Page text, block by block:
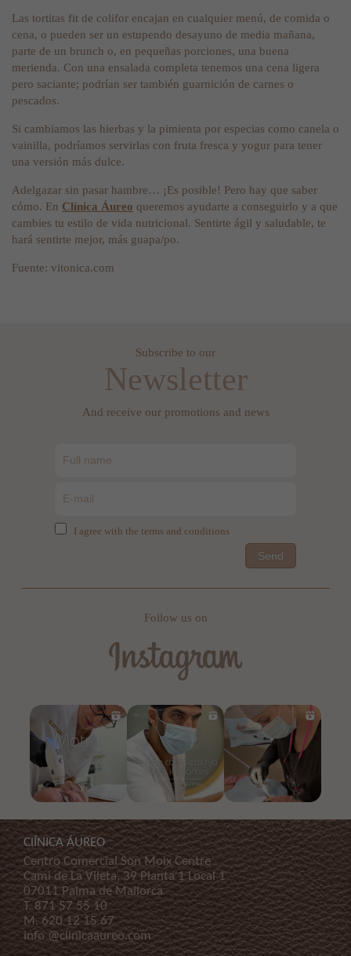
Las tortitas fit de colifor encajan en cualquier menú, de comida o
cena, o pueden ser un estupendo desayuno de media mañana,
parte de un brunch o, en pequeñas porciones, una buena
merienda. Con una ensalada completa tenemos una cena ligera
pero saciante; podrían ser también guarnición de carnes o
pescados.
Si cambiamos las hierbas y la pimienta por especias como canela o
vainilla, podríamos servirlas con fruta fresca y yogur para tener
una versión más dulce.
Adelgazar sin pasar hambre… ¡Es posible! Pero hay que saber
cómo. En Clínica Áureo queremos ayudarte a conseguirlo y a que
cambies tu estilo de vida nutricional. Sentirte ágil y saludable, te
hará sentirte mejor, más guapa/po.
Fuente: vitonica.com
Subscribe to our
Newsletter
And receive our promotions and news
I agree with the terms and conditions
Send
Follow us on
ClÍNICA ÁUREO
Centro Comercial Son Moix Centre
Cami de La Vileta, 39 Planta 1 Local 1
07011 Palma de Mallorca
T.871 57 55 10
M.620 12 15 67
info @clinicaaureo.com